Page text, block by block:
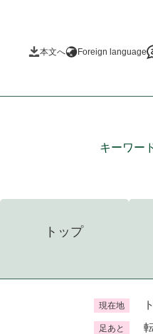
頭
本文へ Foreign language
キーワー
トップ
現在地
足あと